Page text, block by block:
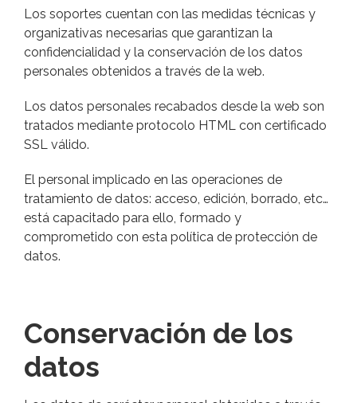
Los soportes cuentan con las medidas técnicas y
organizativas necesarias que garantizan la
confidencialidad y la conservación de los datos
personales obtenidos a través de la web.
Los datos personales recabados desde la web son
tratados mediante protocolo HTML con certificado
SSL válido.
El personal implicado en las operaciones de
tratamiento de datos: acceso, edición, borrado, etc…
está capacitado para ello, formado y
comprometido con esta política de protección de
datos.
Conservación de los
datos